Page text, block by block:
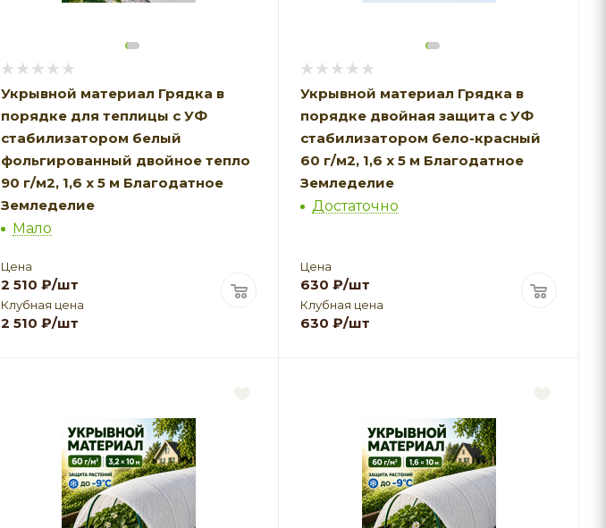
Укрывной материал Грядка в
порядке для теплицы с УФ
стабилизатором белый
фольгированный двойное тепло
90 г/м2, 1,6 х 5 м Благодатное
Земледелие
Мало
Цена
2 510 ₽/шт
Клубная цена
2 510 ₽/шт
Укрывной материал Грядка в
порядке двойная защита с УФ
стабилизатором бело-красный
60 г/м2, 1,6 х 5 м Благодатное
Земледелие
Достаточно
Цена
630 ₽/шт
Клубная цена
630 ₽/шт